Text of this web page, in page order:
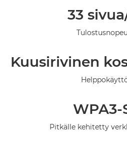
33
Kuusirivinen
WPA3-
Pitkälle kehitetty